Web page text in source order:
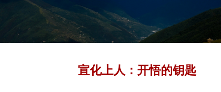
宣化上人：开悟的钥匙